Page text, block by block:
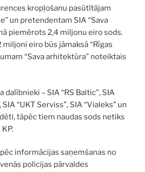
kropļošanu pasūtītājam
un pretendentam SIA “Sava
piemērots 2,4 miljonu eiro sods.
miljoni eiro būs jāmaksā “Rīgas
“Sava arhitektūra” noteiktais
dalībnieki – SIA “RS Baltic”, SIA
“UKT Serviss”, SIA “Vialeks” un
tāpēc tiem naudas sods netiks
informācijas saņemšanas no
policijas pārvaldes